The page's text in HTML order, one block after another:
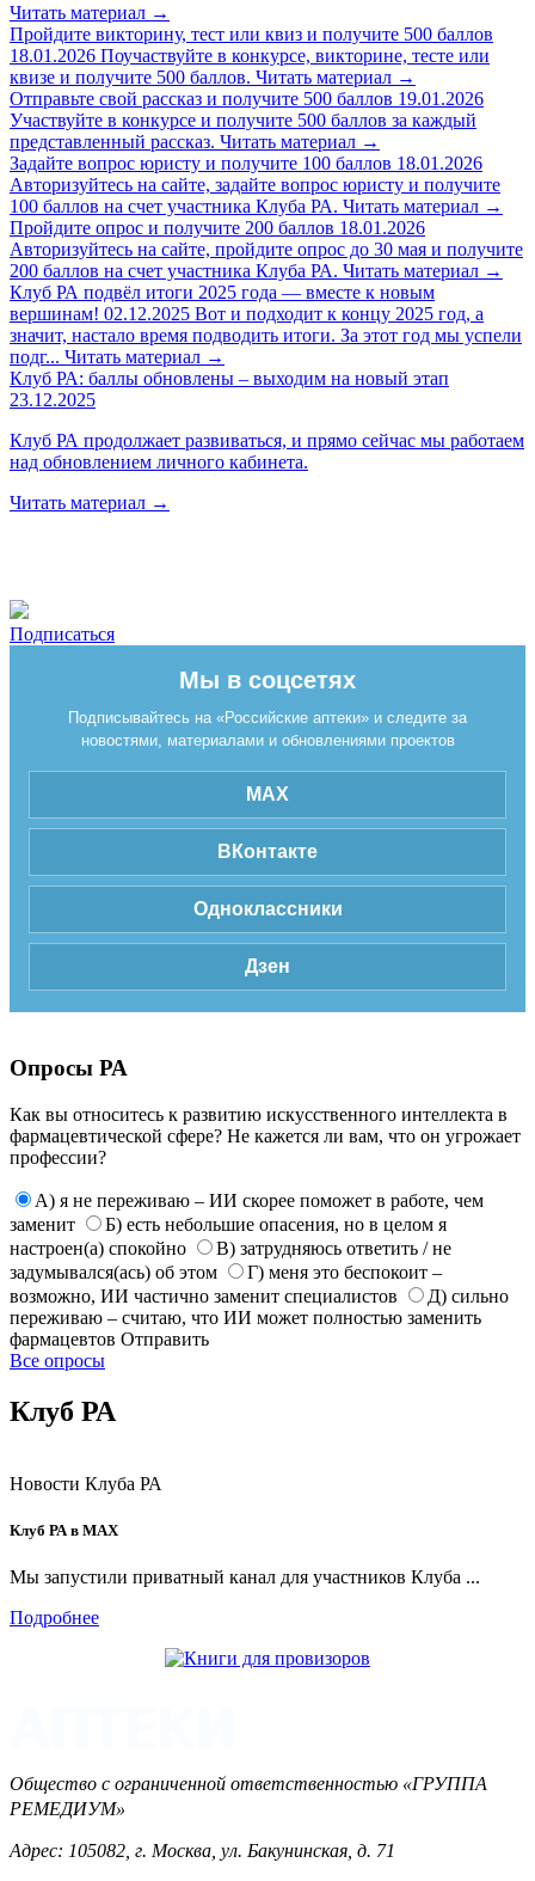
Читать материал →
Пройдите викторину, тест или квиз и получите 500 баллов
18.01.2026 Поучаствуйте в конкурсе, викторине, тесте или
квизе и получите 500 баллов. Читать материал →
Отправьте свой рассказ и получите 500 баллов 19.01.2026
Участвуйте в конкурсе и получите 500 баллов за каждый
представленный рассказ. Читать материал →
Задайте вопрос юристу и получите 100 баллов 18.01.2026
Авторизуйтесь на сайте, задайте вопрос юристу и получите
100 баллов на счет участника Клуба РА. Читать материал →
Пройдите опрос и получите 200 баллов 18.01.2026
Авторизуйтесь на сайте, пройдите опрос до 30 мая и получите
200 баллов на счет участника Клуба РА. Читать материал →
Клуб РА подвёл итоги 2025 года — вместе к новым
вершинам! 02.12.2025 Вот и подходит к концу 2025 год, а
значит, настало время подводить итоги. За этот год мы успели
подг... Читать материал →
Клуб РА: баллы обновлены – выходим на новый этап
23.12.2025
Клуб РА продолжает развиваться, и прямо сейчас мы работаем
над обновлением личного кабинета.
Читать материал →
Подписаться
Мы в соцсетях
Подписывайтесь на «Российские аптеки» и следите за
новостями, материалами и обновлениями проектов
MAX
ВКонтакте
Одноклассники
Дзен
Опросы РА
Как вы относитесь к развитию искусственного интеллекта в
фармацевтической сфере? Не кажется ли вам, что он угрожает
профессии?
А) я не переживаю – ИИ скорее поможет в работе, чем
заменит
Б) есть небольшие опасения, но в целом я
настроен(а) спокойно
В) затрудняюсь ответить / не
задумывался(ась) об этом
Г) меня это беспокоит –
возможно, ИИ частично заменит специалистов
Д) сильно
переживаю – считаю, что ИИ может полностью заменить
фармацевтов Отправить
Все опросы
Клуб РА
Новости Клуба РА
Клуб РА в MAX
Мы запустили приватный канал для участников Клуба ...
Подробнее
Общество с ограниченной ответственностью «ГРУППА
РЕМЕДИУМ»
Адрес: 105082, г. Москва, ул. Бакунинская, д. 71